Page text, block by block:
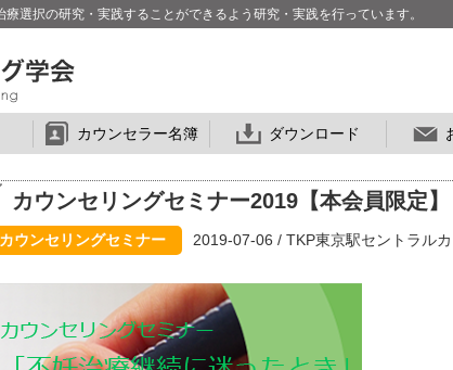
選択の研究・実践することができるよう研究・実践を行っています。
カウンセラー名簿 ダウンロード
カウンセリングセミナー2019【本会員限定】
カウンセリングセミナー 2019-07-06 / TKP東京駅セントラル